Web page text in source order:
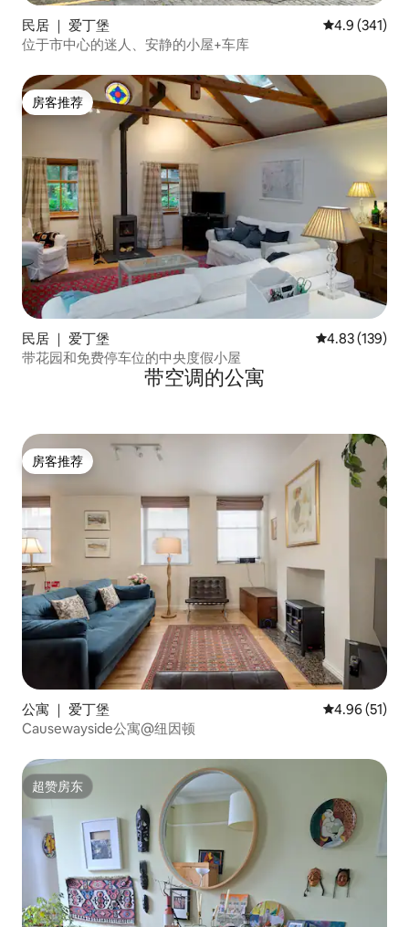
民居 ｜ 爱丁堡 平均评分 4.9
4.9 (341)
位于市中心的迷人、安静的小屋+车库
房客推荐
房客推荐
民居 ｜ 爱丁堡 平均评分 4.83
4.83 (139)
带花园和免费停车位的中央度假小屋
带空调的公寓
房客推荐
房客推荐
公寓 ｜ 爱丁堡 平均评分
4.96 (51)
Causewayside公寓@纽因顿
超赞房东
超赞房东